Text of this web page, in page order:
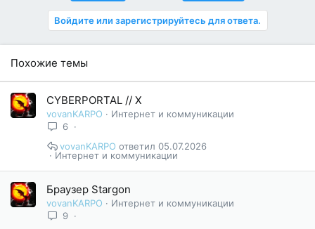
Войдите или зарегистрируйтесь для ответа.
Похожие темы
CYBERPORTAL // X
vovanKARPO
Интернет и коммуникации
6
Интернет и коммуникации
05.07.2026
vovanKARPO
Браузер Stargon
vovanKARPO
Интернет и коммуникации
9